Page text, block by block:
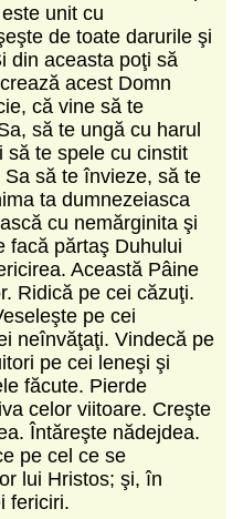
unit cu
de toate darurile şi
din aceasta poţi să
acest Domn
că vine să te
să te ungă cu harul
să te spele cu cinstit
să te învieze, să te
ta dumnezeiasca
cu nemărginita şi
facă părtaş Duhului
Această Pâine
Ridică pe cei căzuţi.
pe cei
neînvăţaţi. Vindecă pe
pe cei leneşi şi
făcute. Pierde
celor viitoare. Creşte
Întăreşte nădejdea.
pe cel ce se
lui Hristos; şi, în
fericiri.